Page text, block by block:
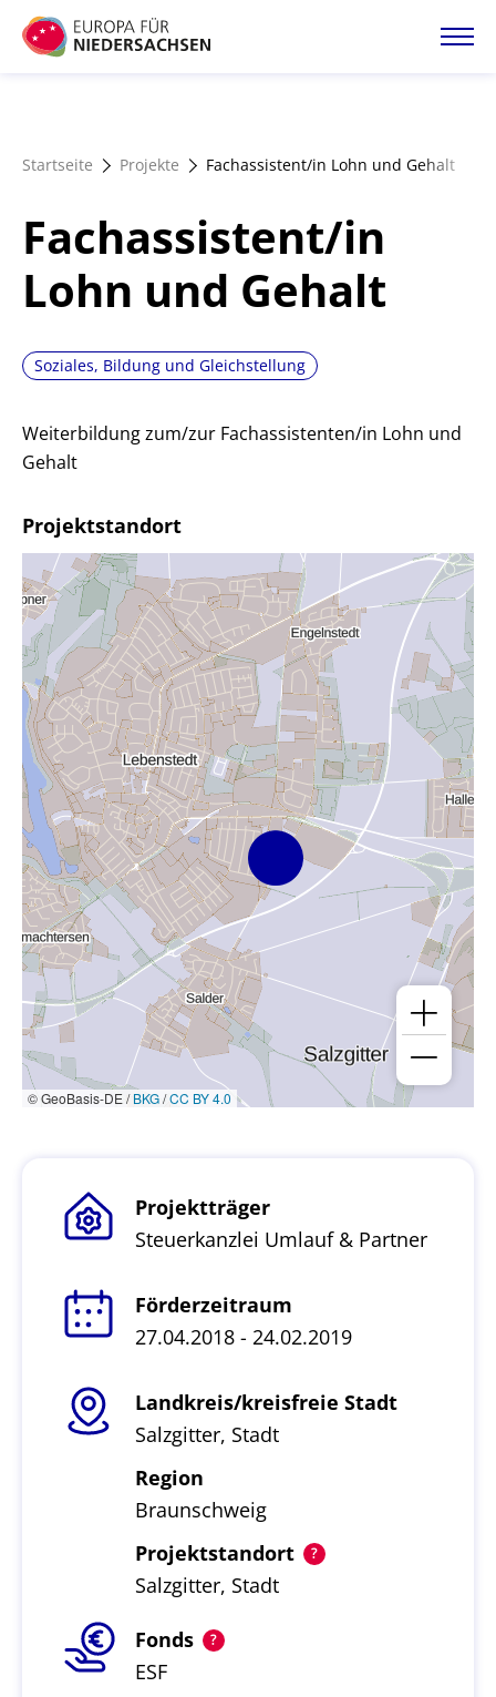
Direkt
zum
Förderangebote
Startseite Projekte Fachassistent/in Lohn und Gehalt
Fachassistent/in
Lohn und Gehalt
Soziales, Bildung und Gleichstellung
Weiterbildung zum/zur Fachassistenten/in Lohn und
Gehalt
Projektstandort
© GeoBasis-DE /BKG/CC BY 4.0
Projektträger
Steuerkanzlei Umlauf & Partner
Förderzeitraum
27.04.2018 - 24.02.2019
Landkreis/kreisfreie Stadt
Salzgitter, Stadt
Region
Braunschweig
Projektstandort
Salzgitter, Stadt
Fonds
ESF